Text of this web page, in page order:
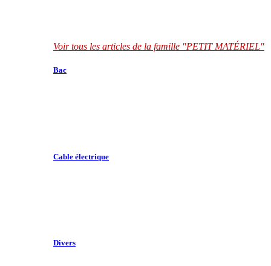
Voir tous les articles de la famille "PETIT MATÉRIEL"
Bac
Cable électrique
Divers